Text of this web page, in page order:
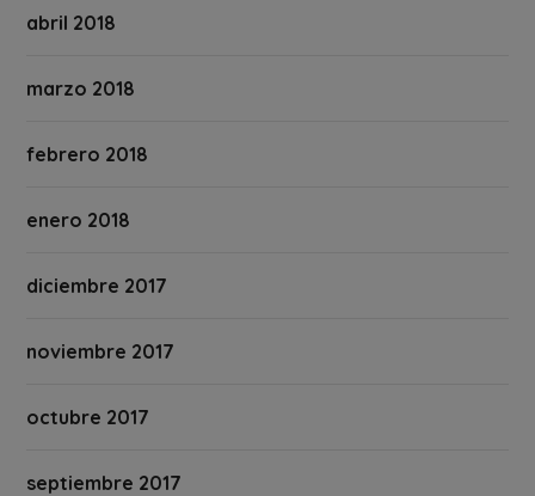
abril 2018
marzo 2018
febrero 2018
enero 2018
diciembre 2017
noviembre 2017
octubre 2017
septiembre 2017